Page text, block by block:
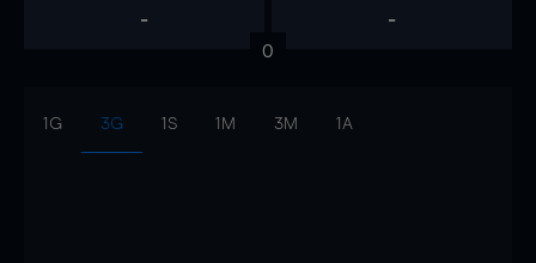
- -
0
1G 3G 1S 1M 3M 1A